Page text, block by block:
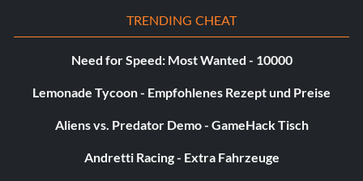
TRENDING CHEAT
Need for Speed: Most Wanted - 10000
Lemonade Tycoon - Empfohlenes Rezept und Preise
Aliens vs. Predator Demo - GameHack Tisch
Andretti Racing - Extra Fahrzeuge